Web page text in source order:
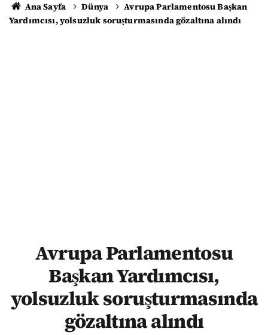
Ana Sayfa Dünya
Avrupa Parlamentosu Başkan
Yardımcısı, yolsuzluk soruşturmasında gözaltına alındı
Avrupa Parlamentosu
Başkan Yardımcısı,
yolsuzluk soruşturmasında
gözaltına alındı